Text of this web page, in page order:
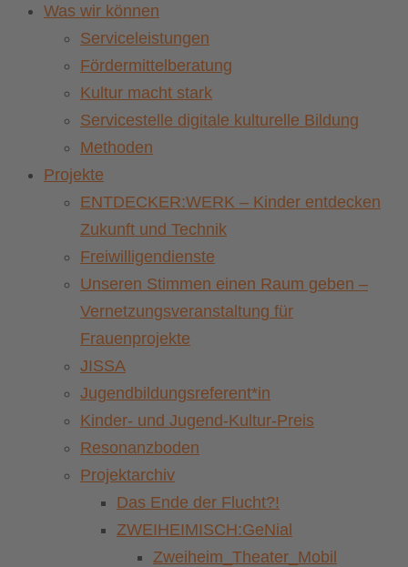
Was wir können
Serviceleistungen
Fördermittelberatung
Kultur macht stark
Servicestelle digitale kulturelle Bildung
Methoden
Projekte
ENTDECKER:WERK – Kinder entdecken
Zukunft und Technik
Freiwilligendienste
Unseren Stimmen einen Raum geben –
Vernetzungsveranstaltung für
Frauenprojekte
JISSA
Jugendbildungsreferent*in
Kinder- und Jugend-Kultur-Preis
Resonanzboden
Projektarchiv
Das Ende der Flucht?!
ZWEIHEIMISCH:GeNial
Zweiheim_Theater_Mobil